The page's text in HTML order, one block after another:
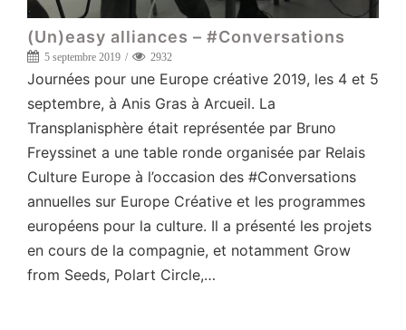
(Un)easy alliances – #Conversations
5 septembre 2019 2932
Journées pour une Europe créative 2019, les 4 et 5
septembre, à Anis Gras à Arcueil. La
Transplanisphère était représentée par Bruno
Freyssinet a une table ronde organisée par Relais
Culture Europe à l’occasion des #Conversations
annuelles sur Europe Créative et les programmes
européens pour la culture. Il a présenté les projets
en cours de la compagnie, et notamment Grow
from Seeds, Polart Circle,…